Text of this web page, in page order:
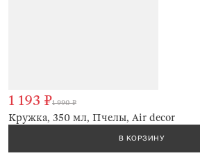
Кружка, 350 мл, Пчелы, Air decor
1 193 ₽1 990 ₽
В КОРЗИНУ